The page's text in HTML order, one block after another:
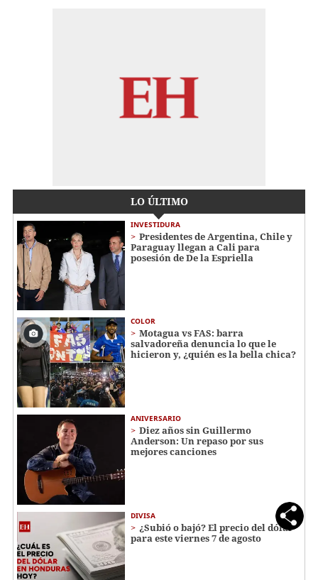
LO ÚLTIMO
INVESTIDURA
Presidentes de Argentina, Chile y
Paraguay llegan a Cali para
posesión de De la Espriella
COLOR
Motagua vs FAS: barra
salvadoreña denuncia lo que le
hicieron y, ¿quién es la bella chica?
ANIVERSARIO
Diez años sin Guillermo
Anderson: Un repaso por sus
mejores canciones
DIVISA
¿Subió o bajó? El precio del dólar
para este viernes 7 de agosto